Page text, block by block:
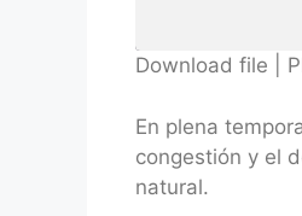
RSS FEED
LINK
Download file
En plena
congestión y el
natural.